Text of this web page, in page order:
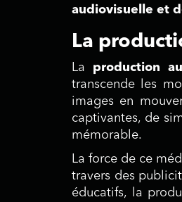
audiovisuelle et
La
La production
transcende les
images en
captivantes, de
mémorable.
La force de ce
travers des
éducatifs, la